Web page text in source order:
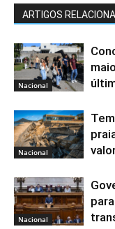
ARTIGOS
Nacional
Nacional
Nacional